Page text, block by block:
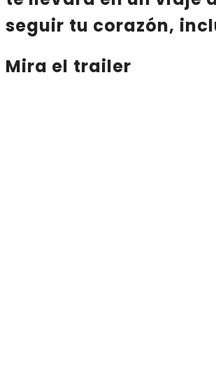
seguir tu corazón,
Mira el trailer